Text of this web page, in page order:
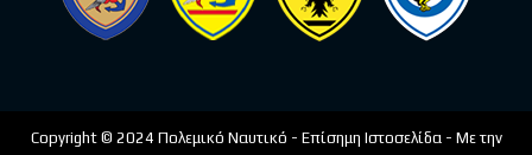
Copyright © 2024 Πολεμικό Ναυτικό - Επίσημη Ιστοσελίδα - Με την